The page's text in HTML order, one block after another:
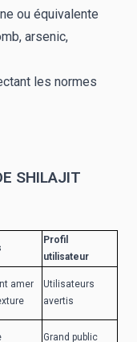
ou équivalente
arsenic,
les normes
SHILAJIT
Profil
utilisateur
amer
Utilisateurs
avertis
Grand public